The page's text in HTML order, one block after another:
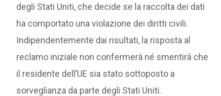
degli Stati Uniti, che decide se la raccolta dei dati
ha comportato una violazione dei diritti civili.
Indipendentemente dai risultati, la risposta al
reclamo iniziale non confermerà né smentirà che
il residente dell’UE sia stato sottoposto a
sorveglianza da parte degli Stati Uniti.